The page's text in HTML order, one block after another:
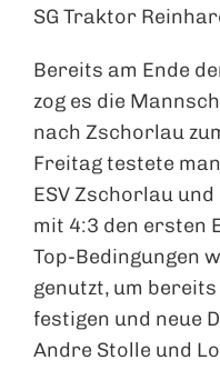
SG Traktor
Bereits am Ende
zog es die
nach Zschorlau
Freitag testete
ESV Zschorlau
mit 4:3 den ersten
Top-Bedingungen
genutzt, um
festigen und neue
Andre Stolle und